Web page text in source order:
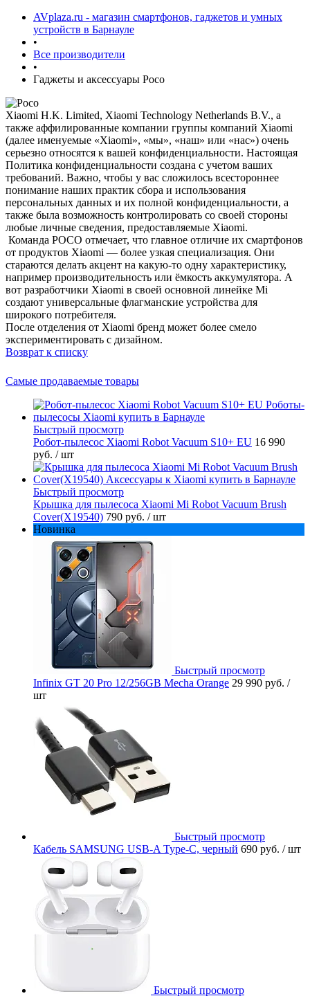
AVplaza.ru - магазин смартфонов, гаджетов и умных
устройств в Барнауле
•
Все производители
•
Гаджеты и аксессуары Poco
Xiaomi H.K. Limited, Xiaomi Technology Netherlands B.V., а
также аффилированные компании группы компаний Xiaomi
(далее именуемые «Xiaomi», «мы», «наш» или «нас») очень
серьезно относятся к вашей конфиденциальности. Настоящая
Политика конфиденциальности создана с учетом ваших
требований. Важно, чтобы у вас сложилось всестороннее
понимание наших практик сбора и использования
персональных данных и их полной конфиденциальности, а
также была возможность контролировать со своей стороны
любые личные сведения, предоставляемые Xiaomi.
Команда POCO отмечает, что главное отличие их смартфонов
от продуктов Xiaomi — более узкая специализация. Они
стараются делать акцент на какую-то одну характеристику,
например производительность или ёмкость аккумулятора. А
вот разработчики Xiaomi в своей основной линейке Mi
создают универсальные флагманские устройства для
широкого потребителя.
После отделения от Xiaomi бренд может более смело
экспериментировать с дизайном.
Возврат к списку
Самые продаваемые товары
Быстрый просмотр
Робот-пылесос Xiaomi Robot Vacuum S10+ EU 16 990
руб. / шт
Быстрый просмотр
Крышка для пылесоса Xiaomi Mi Robot Vacuum Brush
Cover(X19540) 790 руб. / шт
Новинка
Быстрый просмотр
Infinix GT 20 Pro 12/256GB Mecha Orange 29 990 руб. /
шт
Быстрый просмотр
Кабель SAMSUNG USB-A Type-C, черный 690 руб. / шт
Быстрый просмотр